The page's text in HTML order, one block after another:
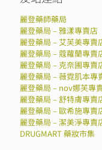
麗登藥師藥局
麗登藥局 – 雅漾專賣店
麗登藥局 – 艾芙美專賣
麗登藥局 – 蔻蘿蘭專賣
麗登藥局 – 克奈圃專賣
麗登藥局 – 薇霓肌本專
麗登藥局 – nov娜芙專
麗登藥局 – 舒特膚專賣
麗登藥局 – 歐希施專賣
麗登藥局 – 潔美淨專賣
DRUGMART 藥妝市集